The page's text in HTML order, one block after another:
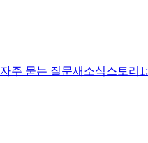
자주 묻는 질문새소식스토리